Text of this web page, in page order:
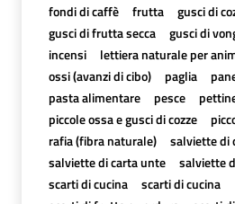
fondi di caffè
frutta gusci di
gusci di frutta secca
gusci di
incensi
lettiera naturale per
ossi (avanzi di cibo)
paglia
pasta alimentare
pesce
piccole ossa e gusci di cozze
rafia (fibra naturale)
salviette di
salviette di carta unte
salviette
scarti di cucina
scarti di cucina